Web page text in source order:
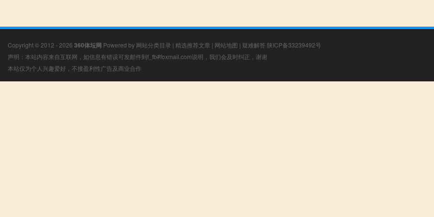
Copyright © 2012 - 2026 360体坛网 Powered by 网站分类目录 | 精选推荐文章 | 网站地图 | 疑难解答 陕ICP备33239492号
声明：本站内容来自互联网，如信息有错误可发邮件到f_fb#foxmail.com说明，我们会及时纠正，谢谢
本站仅为个人兴趣爱好，不接盈利性广告及商业合作